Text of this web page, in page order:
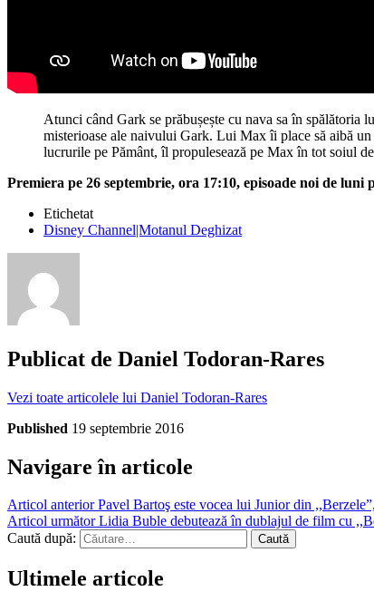
Atunci când Gark se prăbușește cu nava sa în spălătoria
misterioase ale naivului Gark. Lui Max îi place să aibă
lucrurile pe Pământ, îl propulesează pe Max în tot soiul
Premiera pe 26 septembrie, ora 17:10, episoade noi de luni
Etichetat
Disney Channel|Motanul Deghizat
Publicat de Daniel Todoran-Rares
Vezi toate articolele lui Daniel Todoran-Rares
Published 19 septembrie 2016
Navigare în articole
Articol anteriorPavel Bartoş este vocea lui Junior din
Articol următorLidia Buble debutează în dublajul de film cu
Caută după:
Ultimele articole